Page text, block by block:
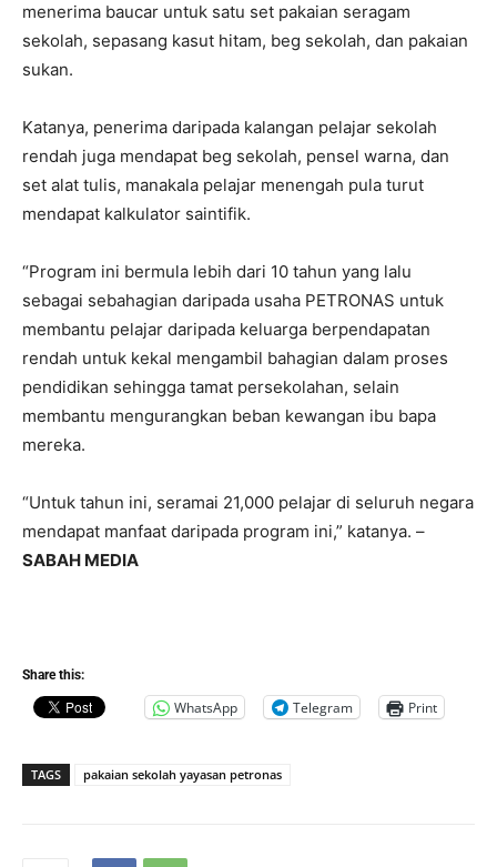
menerima baucar untuk satu set pakaian seragam
sekolah, sepasang kasut hitam, beg sekolah, dan pakaian
sukan.
Katanya, penerima daripada kalangan pelajar sekolah
rendah juga mendapat beg sekolah, pensel warna, dan
set alat tulis, manakala pelajar menengah pula turut
mendapat kalkulator saintifik.
“Program ini bermula lebih dari 10 tahun yang lalu
sebagai sebahagian daripada usaha PETRONAS untuk
membantu pelajar daripada keluarga berpendapatan
rendah untuk kekal mengambil bahagian dalam proses
pendidikan sehingga tamat persekolahan, selain
membantu mengurangkan beban kewangan ibu bapa
mereka.
“Untuk tahun ini, seramai 21,000 pelajar di seluruh negara
mendapat manfaat daripada program ini,” katanya. –
SABAH MEDIA
Share this:
WhatsApp Telegram Print
TAGS pakaian sekolah yayasan petronas